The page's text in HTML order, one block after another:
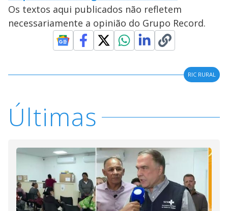
Os textos aqui publicados não refletem
necessariamente a opinião do Grupo Record.
RIC RURAL
Últimas